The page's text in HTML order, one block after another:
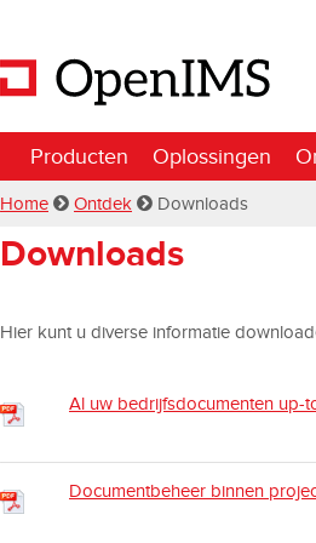
Producten Oplossingen
Home Ontdek Downloads
Downloads
Hier kunt u diverse informatie
Al uw bedrijfsdocumenten up-
Documentbeheer binnen